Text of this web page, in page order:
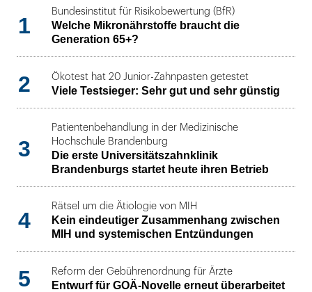
1
Bundesinstitut für Risikobewertung (BfR)
Welche Mikronährstoffe braucht die
Generation 65+?
2 Ökotest hat 20 Junior-Zahnpasten getestet
Viele Testsieger: Sehr gut und sehr günstig
3
Patientenbehandlung in der Medizinische
Hochschule Brandenburg
Die erste Universitätszahnklinik
Brandenburgs startet heute ihren Betrieb
4
Rätsel um die Ätiologie von MIH
Kein eindeutiger Zusammenhang zwischen
MIH und systemischen Entzündungen
5 Reform der Gebührenordnung für Ärzte
Entwurf für GOÄ-Novelle erneut überarbeitet